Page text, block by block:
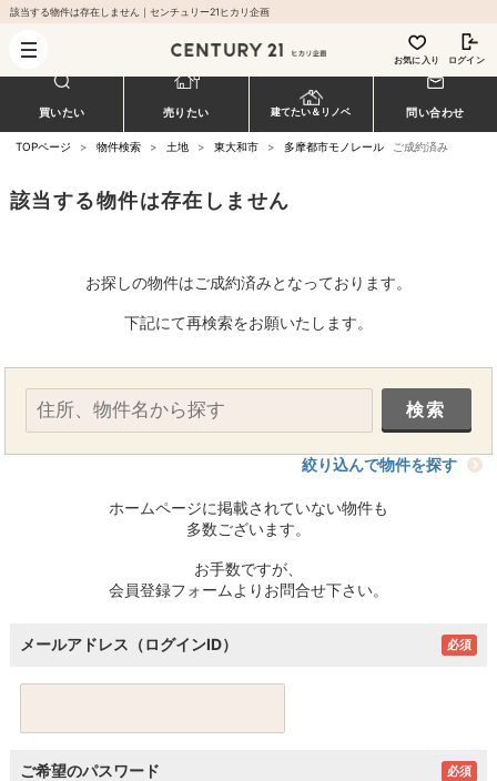
該当する物件は存在しません｜センチュリー21ヒカリ企画
お気に入り ログイン
買いたい 売りたい 建てたい＆リノベ 問い合わせ
TOPページ > 物件検索 > 土地 > 東大和市 > 多摩都市モノレール ご成約済み
該当する物件は存在しません
お探しの物件はご成約済みとなっております。
下記にて再検索をお願いたします。
絞り込んで物件を探す
ホームページに掲載されていない物件も
多数ございます。
お手数ですが、
会員登録フォームよりお問合せ下さい。
メールアドレス（ログインID） 必須
ご希望のパスワード 必須